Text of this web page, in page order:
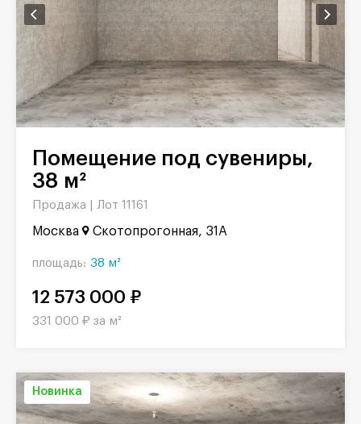
Помещение под сувениры,
38 м²
Продажа | Лот 11161
Москва Скотопрогонная, 31А
площадь: 38 м²
12 573 000 ₽
331 000 ₽ за м²
Новинка